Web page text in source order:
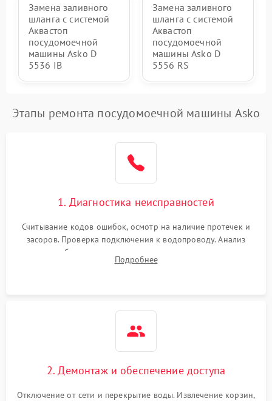
Замена заливного
шланга с системой
Аквастоп
посудомоечной
машины Asko D
5536 IB
Замена заливного
шланга с системой
Аквастоп
посудомоечной
машины Asko D
5556 RS
Этапы ремонта посудомоечной машины Asko
1. Диагностика неисправностей
Считывание кодов ошибок, осмотр на наличие протечек и
засоров. Проверка подключения к водопроводу. Анализ
жалоб на отсутствие слива, нагрева, вращения
разбрызгивателей или срабатывание системы защиты
Подробнее
2. Демонтаж и обеспечение доступа
Отключение от сети и перекрытие воды. Извлечение корзин,